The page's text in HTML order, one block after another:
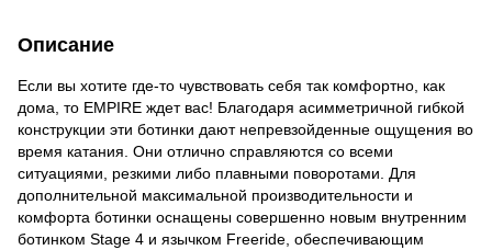
Описание
Если вы хотите где-то чувствовать себя так комфортно, как
дома, то EMPIRE ждет вас! Благодаря асимметричной гибкой
конструкции эти ботинки дают непревзойденные ощущения во
время катания. Они отлично справляются со всеми
ситуациями, резкими либо плавными поворотами. Для
дополнительной максимальной производительности и
комфорта ботинки оснащены совершенно новым внутренним
ботинком Stage 4 и язычком Freeride, обеспечивающим